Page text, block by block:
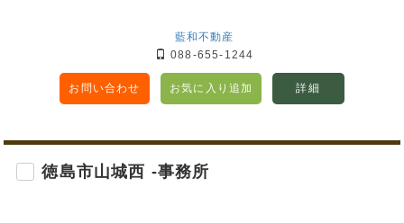
藍和不動産
088-655-1244
お問い合わせ お気に入り追加 詳細
徳島市山城西 -事務所